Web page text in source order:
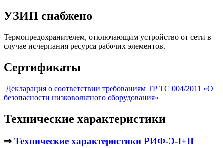
УЗИП снабжено
Термопредохранителем, отключающим устройство от сети в
случае исчерпания ресурса рабочих элементов.
Сертификаты
Декларация о соответствии требованиям ТР ТС 004/2011 «О
безопасности низковольтного оборудования»
Технические характеристики
⇒ Технические характеристики РИФ-Э-I+II